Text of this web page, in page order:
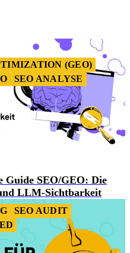
(GEO)
SEO ANALYSE
Guide SEO/GEO: Die
LLM-Sichtbarkeit
SEO AUDIT